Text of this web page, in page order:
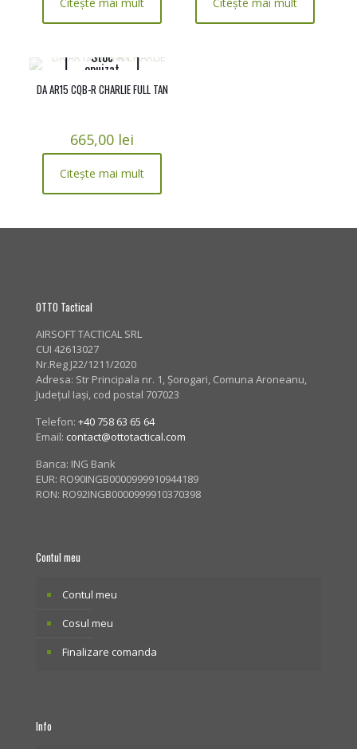
Stoc
epuizat
DA AR15 CQB-R CHARLIE FULL TAN
665,00 lei
Citește mai mult
OTTO Tactical
AIRSOFT TACTICAL SRL
CUI 42613027
Nr.Reg J22/1211/2020
Adresa: Str Principala nr. 1, Șorogari, Comuna Aroneanu,
Județul Iași, cod postal 707023
Telefon: +40 758 63 65 64
Email: contact@ottotactical.com
Banca: ING Bank
EUR: RO90INGB0000999910944189
RON: RO92INGB0000999910370398
Contul meu
Contul meu
Cosul meu
Finalizare comanda
Info